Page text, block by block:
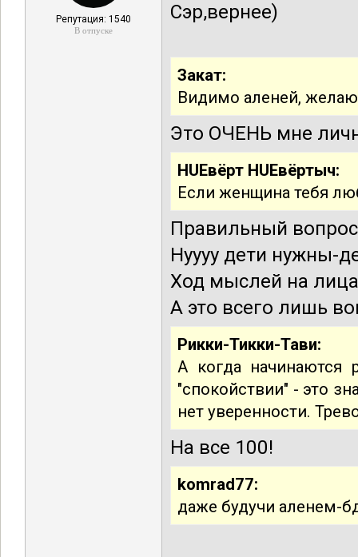
Репутация: 1540
В отпуске
Сэр,вернее)
Закат:
Видимо аленей,
Это ОЧЕНЬ мне
HUEвёрт HUEвёртыч:
Если женщина тебя
Правильный
Нуууу дети нужны-
Ход мыслей на
А это всего лишь
Рикки-Тикки-Тави:
А когда начинаются
"спокойствии" - это
нет уверенности.
На все 100!
komrad77:
даже будучи аленем-